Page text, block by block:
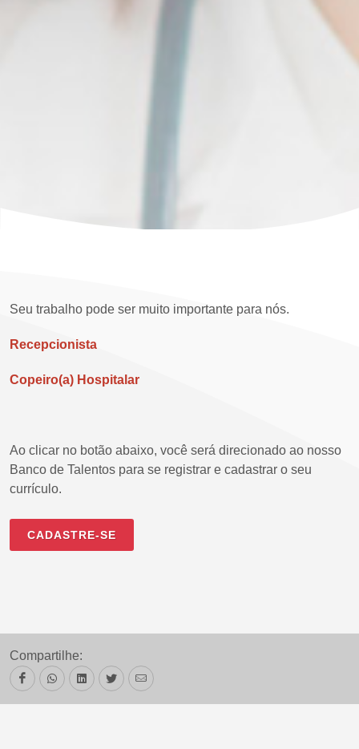
Seu trabalho pode ser muito importante para nós.
Recepcionista
Copeiro(a) Hospitalar
Ao clicar no botão abaixo, você será direcionado ao nosso
Banco de Talentos para se registrar e cadastrar o seu
currículo.
CADASTRE-SE
Compartilhe: